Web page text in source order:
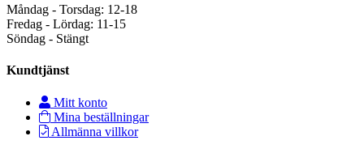
Måndag - Torsdag: 12-18
Fredag - Lördag: 11-15
Söndag - Stängt
Kundtjänst
Mitt konto
Mina beställningar
Allmänna villkor